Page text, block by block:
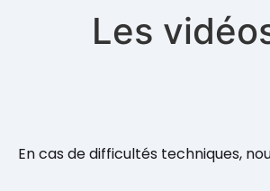
Les
En cas de difficultés techniques,